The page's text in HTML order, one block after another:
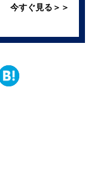
今すぐ見る＞＞